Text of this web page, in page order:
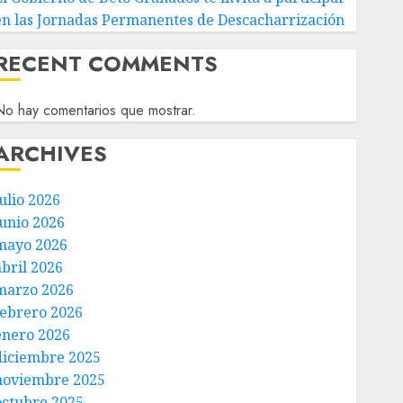
las Jornadas Permanentes de Descacharrización
COMMENTS
hay comentarios que mostrar.
2026
2026
2026
2026
2026
2026
2026
2025
2025